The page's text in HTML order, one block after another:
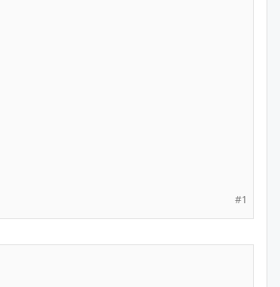
#1